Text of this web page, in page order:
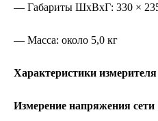
— Габариты ШxВxГ: 330 ×
— Масса: около 5,0 кг
Характеристики
Измерение напряжения сети